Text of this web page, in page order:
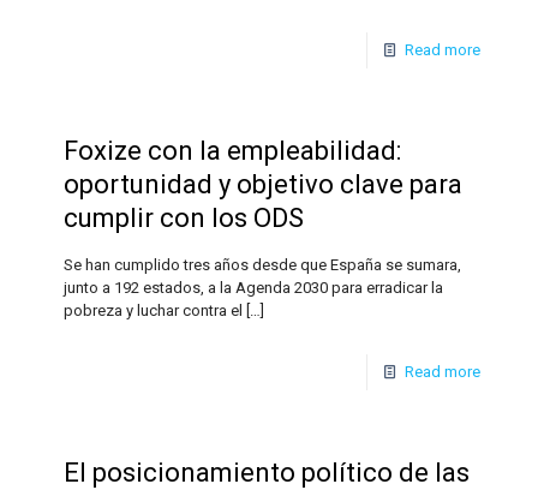
Read more
Foxize con la empleabilidad:
oportunidad y objetivo clave para
cumplir con los ODS
Se han cumplido tres años desde que España se sumara,
junto a 192 estados, a la Agenda 2030 para erradicar la
pobreza y luchar contra el
[…]
Read more
El posicionamiento político de las